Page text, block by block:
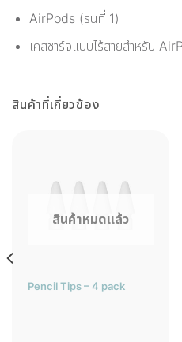
AirPods (รุ่นที่ 1)
เคสชาร์จแบบไร้สายสำหรับ
สินค้าที่เกี่ยวข้อง
สินค้าหมดแล้ว
Pencil Tips – 4 pack